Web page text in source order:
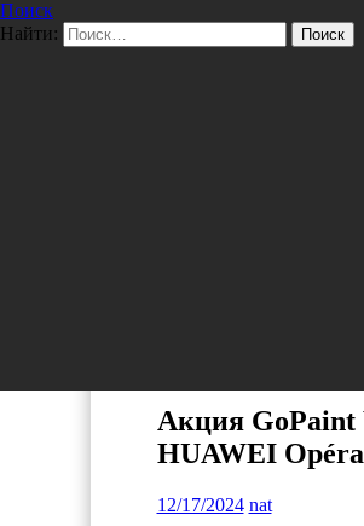
Перейти к содержимому
Pro/Hi-Tech
Поиск
Найти:
Акция GoPaint
HUAWEI
12/17/2024 nat